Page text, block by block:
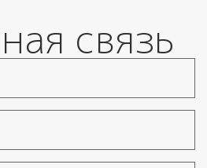
связь